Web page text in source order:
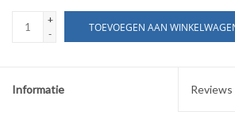
+
-
TOEVOEGEN AAN
Informatie Reviews